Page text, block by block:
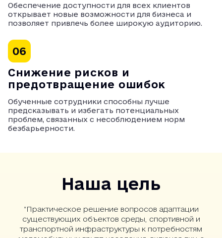
Обеспечение доступности для всех клиентов
открывает новые возможности для бизнеса и
позволяет привлечь более широкую аудиторию.
06
Снижение рисков и
предотвращение ошибок
Обученные сотрудники способны лучше
предсказывать и избегать потенциальных
проблем, связанных с несоблюдением норм
безбарьерности.
Наша цель
“Практическое решение вопросов адаптации
существующих объектов среды, спортивной и
транспортной инфраструктуры к потребностям